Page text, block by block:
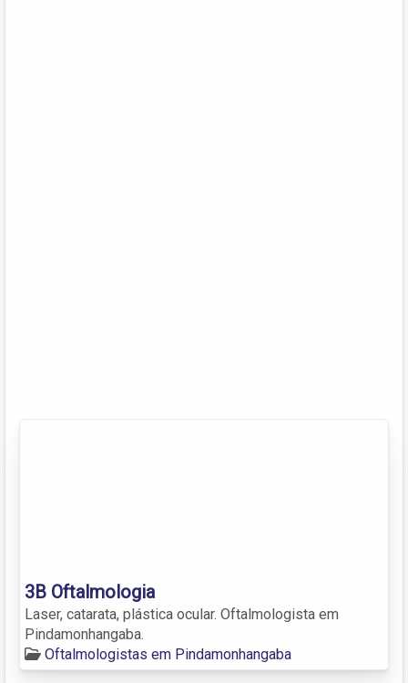
3B Oftalmologia
Laser, catarata, plástica ocular. Oftalmologista em
Pindamonhangaba.
Oftalmologistas em Pindamonhangaba